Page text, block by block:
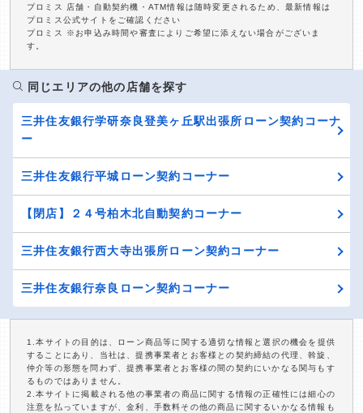
プロミス 店舗・自動契約機・ATM情報は随時変更されるため、最新情報は
プロミス公式サイトをご確認ください
プロミス ※お申込み時間や審査によりご希望に添えない場合がございま
す。
同じエリアの他の店舗を探す
三井住友銀行学研奈良登美ヶ丘駅出張所ローン契約コーナ
ー
三井住友銀行平城ローン契約コーナー
【閉店】２４号柏木北自動契約コーナー
三井住友銀行西大寺出張所ローン契約コーナー
三井住友銀行奈良ローン契約コーナー
1.本サイトの目的は、ローン商品等に関する適切な情報と選択の機会を提供
することにあり、当社は、提携事業者とお客様との契約締結の代理、斡旋、
仲介等の形態を問わず、提携事業者とお客様の間の契約にいかなる関与もす
るものではありません。
2.本サイトに掲載される他の事業者の商品に関する情報の正確性には細心の
注意を払っていますが、金利、手数料その他の商品に関するいかなる情報も